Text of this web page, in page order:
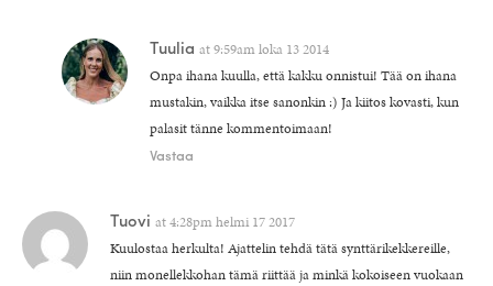
Tuulia at9:59am loka 13 2014
Onpa ihana kuulla, että kakku onnistui! Tää on ihana
mustakin, vaikka itse sanonkin :) Ja kiitos kovasti, kun
palasit tänne kommentoimaan!
Vastaa
Tuovi at4:28pm helmi 17 2017
Kuulostaa herkulta! Ajattelin tehdä tätä synttärikekkereille,
niin monellekkohan tämä riittää ja minkä kokoiseen vuokaan